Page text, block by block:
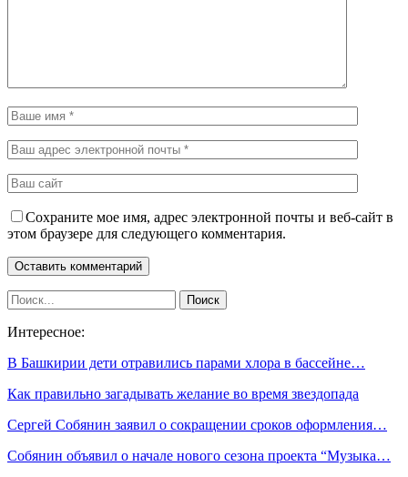
Сохраните мое имя, адрес электронной почты и веб-сайт в
этом браузере для следующего комментария.
Интересное:
В Башкирии дети отравились парами хлора в бассейне…
Как правильно загадывать желание во время звездопада
Сергей Собянин заявил о сокращении сроков оформления…
Собянин объявил о начале нового сезона проекта “Музыка…